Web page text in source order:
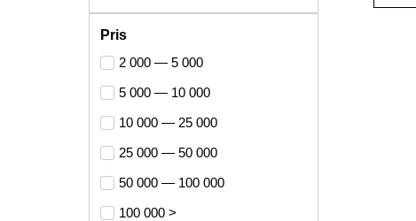
Pris
2 000 — 5 000
5 000 — 10 000
10 000 — 25 000
25 000 — 50 000
50 000 — 100 000
100 000 — 5 000 000